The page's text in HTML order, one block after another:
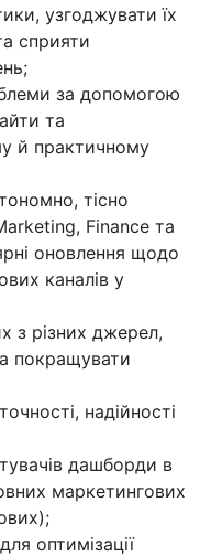
узгоджувати їх
сприяти
за допомогою
та
й практичному
тісно
Finance та
оновлення щодо
каналів у
з різних джерел,
покращувати
надійності
дашборди в
маркетингових
оптимізації